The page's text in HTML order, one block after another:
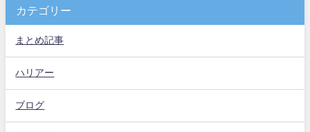
カテゴリー
まとめ記事
ハリアー
ブログ